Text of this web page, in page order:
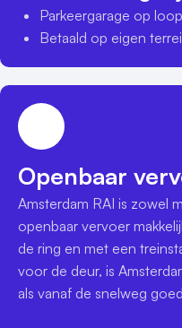
Parkeergarage op
Betaald op eigen
Openbaar
Amsterdam RAI is zowel
openbaar vervoer
de ring en met een
voor de deur, is
als vanaf de snelweg